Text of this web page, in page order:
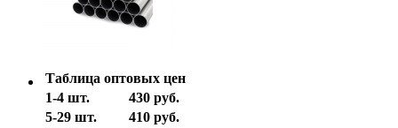
Таблица оптовых цен
1-4 шт.
430 руб.
5-29 шт.
410 руб.